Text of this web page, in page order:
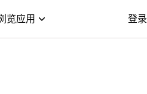
览应用 登录